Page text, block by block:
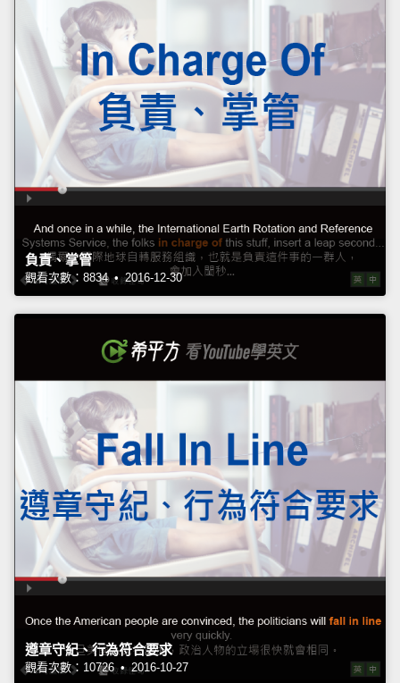
負責、掌管
觀看次數：8834 • 2016-12-30
遵章守紀、行為符合要求
觀看次數：10726 • 2016-10-27